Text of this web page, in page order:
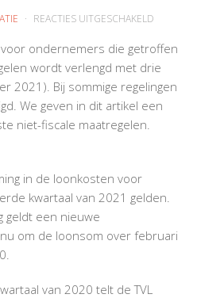
REACTIES UITGESCHAKELD
DERDE
2021
ondernemers die getroffen
wordt verlengd met drie
2021). Bij sommige regelingen
We geven in dit artikel een
niet-fiscale maatregelen.
in de loonkosten voor
kwartaal van 2021 gelden.
geldt een nieuwe
om de loonsom over februari
van 2020 telt de TVL